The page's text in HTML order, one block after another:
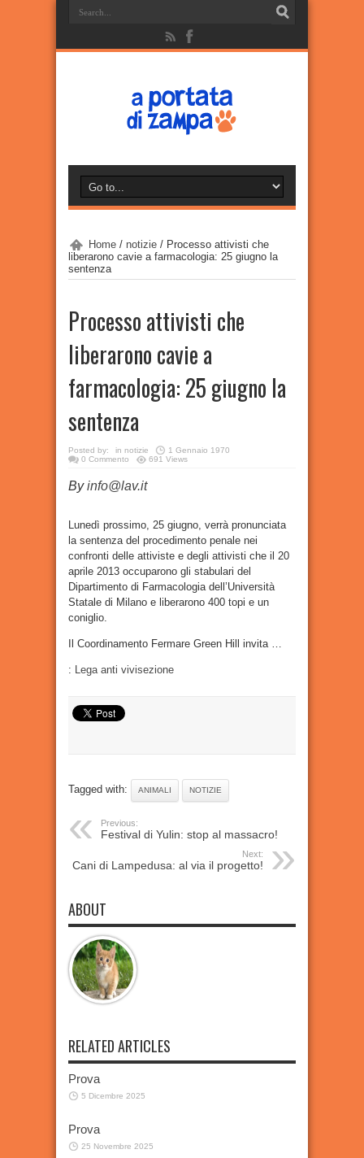
Home / notizie / Processo attivisti che
liberarono cavie a farmacologia: 25 giugno la
sentenza
Processo attivisti che
liberarono cavie a
farmacologia: 25 giugno la
sentenza
Posted by: in notizie
1 Gennaio 1970
0 Commento
691 Views
Byinfo@lav.it
Lunedì prossimo, 25 giugno, verrà pronunciata
la sentenza del procedimento penale nei
confronti delle attiviste e degli attivisti che il 20
aprile 2013 occuparono gli stabulari del
Dipartimento di Farmacologia dell’Università
Statale di Milano e liberarono 400 topi e un
coniglio.
Il Coordinamento Fermare Green Hill invita …
: Lega anti vivisezione
Tagged with: ANIMALI NOTIZIE
Previous:
Festival di Yulin: stop al massacro!
Next:
I Cani di Lampedusa: al via il progetto!
ABOUT
RELATED ARTICLES
Prova
5 Dicembre 2025
Prova
25 Novembre 2025